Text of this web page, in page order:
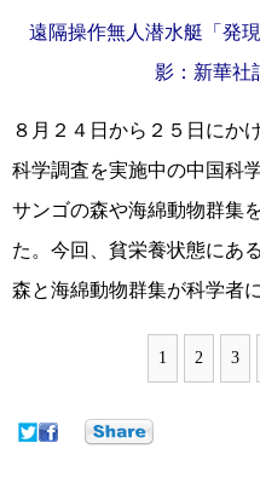
遠隔操作無人潜水艇「発
影：新華社
８月２４日から２５日にか
科学調査を実施中の中国科
サンゴの森や海綿動物群集
た。今回、貧栄養状態にあ
森と海綿動物群集が科学者
1 2 3